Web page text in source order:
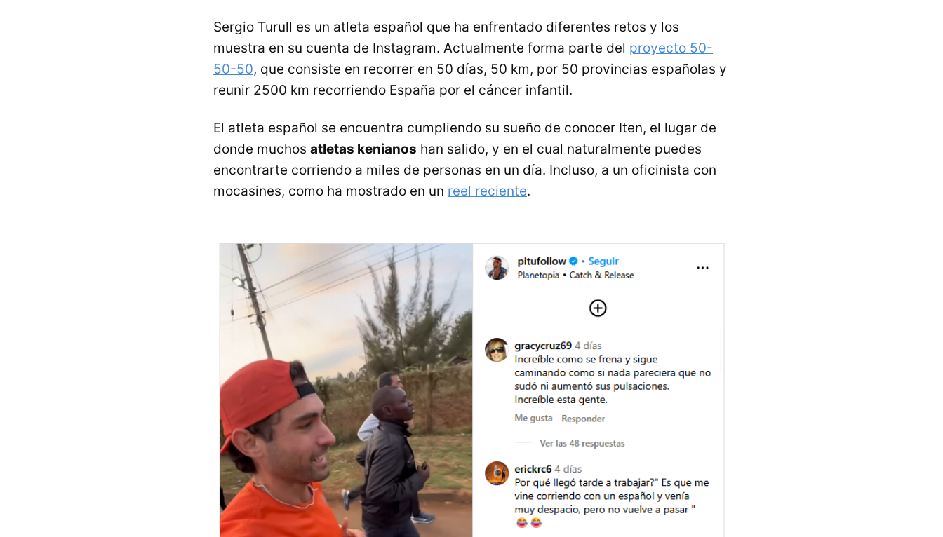
Sergio Turull es un atleta español que ha enfrentado diferentes retos y los
muestra en su cuenta de Instagram. Actualmente forma parte del proyecto 50-
50-50, que consiste en recorrer en 50 días, 50 km, por 50 provincias españolas y
reunir 2500 km recorriendo España por el cáncer infantil.
El atleta español se encuentra cumpliendo su sueño de conocer Iten, el lugar de
donde muchos atletas kenianos han salido, y en el cual naturalmente puedes
encontrarte corriendo a miles de personas en un día. Incluso, a un oficinista con
mocasines, como ha mostrado en un reel reciente.